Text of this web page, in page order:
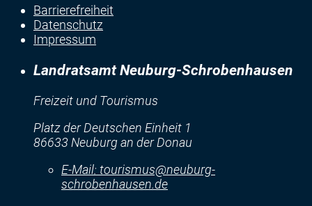
Barrierefreiheit
Datenschutz
Impressum
Landratsamt Neuburg-Schrobenhausen
Freizeit und Tourismus
Platz der Deutschen Einheit 1
86633 Neuburg an der Donau
E-Mail: tourismus@neuburg-
schrobenhausen.de